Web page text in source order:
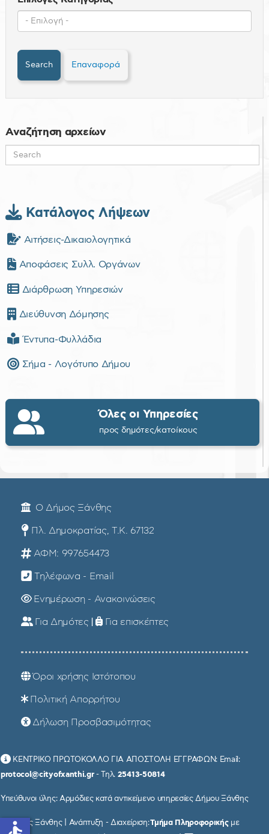
Search Επαναφορά
Αναζήτηση αρχείων
Κατάλογος Λήψεων
Αιτήσεις-Δικαιολογητικά
Αποφάσεις Συλλ. Οργάνων
Διάρθρωση Υπηρεσιών
Διεύθυνση Δόμησης
Έντυπα-Φυλλάδια
Σήμα - Λογότυπο Δήμου
Όλες οι Υπηρεσίες
προς δημότες/κατοίκους
Ο Δήμος Ξάνθης
Πλ. Δημοκρατίας, Τ.Κ. 67132
ΑΦΜ: 997654473
Τηλέφωνα - Email
Ενημέρωση - Ανακοινώσεις
Για Δημότες | Για επισκέπτες
Όροι χρήσης Ιστότοπου
Πολιτική Απορρήτου
Δήλωση Προσβασιμότητας
ΚΕΝΤΡΙΚΟ ΠΡΩΤΟΚΟΛΛΟ ΓΙΑ ΑΠΟΣΤΟΛΗ ΕΓΓΡΑΦΩΝ: Email:
protocol@cityofxanthi.gr- Τηλ. 25413-50814
Υπεύθυνοι ύλης: Αρμόδιες κατά αντικείμενο υπηρεσίες Δήμου Ξάνθης
© Δήμος Ξάνθης | Ανάπτυξη - Διαχείριση:Τμήμα Πληροφορικήςμε